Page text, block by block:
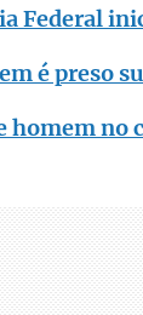
Federal
é preso
homem no